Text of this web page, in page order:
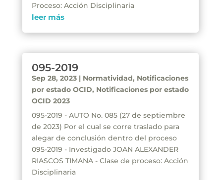
Proceso: Acción Disciplinaria
leer más
095-2019
Sep 28, 2023| Normatividad, Notificaciones
por estado OCID, Notificaciones por estado
OCID 2023
095-2019 - AUTO No. 085 (27 de septiembre
de 2023) Por el cual se corre traslado para
alegar de conclusión dentro del proceso
095-2019 - Investigado JOAN ALEXANDER
RIASCOS TIMANA - Clase de proceso: Acción
Disciplinaria